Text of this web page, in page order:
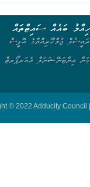
ބައެއް ސައިޓްތައް
ރައީސުލް ޖުމްހޫރިއްޔާގެ އޮފީސް
ގަން އިންޓަނޭޝަނަލް އެއަރޕޯރޓް
© 2022 Adducity Council